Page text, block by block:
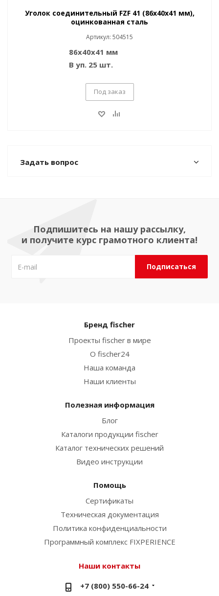
Уголок соединительный FZF 41 (86x40x41 мм),
оцинкованная сталь
Артикул: 504515
86x40x41 мм
В уп. 25 шт.
Под заказ
Задать вопрос
Подпишитесь на нашу рассылку,
и получите курс грамотного клиента!
Бренд fischer
Проекты fischer в мире
О fischer24
Наша команда
Наши клиенты
Полезная информация
Блог
Каталоги продукции fischer
Каталог технических решений
Видео инструкции
Помощь
Сертификаты
Техническая документация
Политика конфиденциальности
Программный комплекс FIXPERIENCE
Наши контакты
+7 (800) 550-66-24